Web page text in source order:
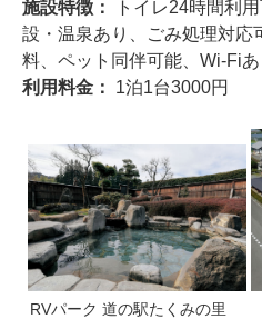
施設特徴：
トイレ24時間利
設・温泉あり、ごみ処理対応
料、ペット同伴可能、Wi-Fiあ
利用料金： 1泊1台3000円
RVパーク 道の駅たくみの里